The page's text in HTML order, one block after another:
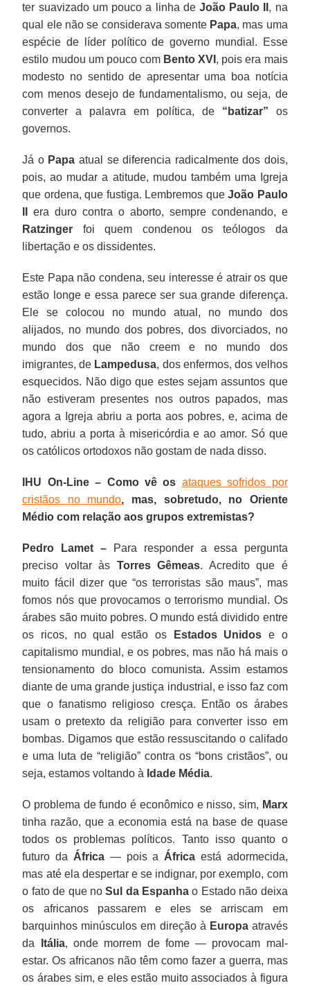
ter suavizado um pouco a linha de João Paulo II , na
qual ele não se considerava somente Papa, mas uma
espécie de líder político de governo mundial. Esse
estilo mudou um pouco com Bento XVI , pois era mais
modesto no sentido de apresentar uma boa notícia
com menos desejo de fundamentalismo, ou seja, de
converter a palavra em política, de “batizar” os
governos.
Já o Papa atual se diferencia radicalmente dos dois,
pois, ao mudar a atitude, mudou também uma Igreja
que ordena, que fustiga. Lembremos queJoão Paulo
era duro contra o aborto, sempre condenando, e
Ratzinger foi quem condenou os teólogos da
libertação e os dissidentes.
Este Papa não condena, seu interesse é atrair os que
estão longe e essa parece ser sua grande diferença.
Ele se colocou no mundo atual, no mundo dos
alijados, no mundo dos pobres, dos divorciados, no
mundo dos que não creem e no mundo dos
imigrantes, de Lampedusa, dos enfermos, dos velhos
esquecidos. Não digo que estes sejam assuntos que
não estiveram presentes nos outros papados, mas
agora a Igreja abriu a porta aos pobres, e, acima de
tudo, abriu a porta à misericórdia e ao amor. Só que
os católicos ortodoxos não gostam de nada disso.
IHU On-Line – Como vê os ataques sofridos por
cristãos no mundo, mas, sobretudo, no Oriente
Médio com relação aos grupos extremistas?
Pedro Lamet – Para responder a essa pergunta
preciso voltar às Torres Gêmeas. Acredito que é
muito fácil dizer que “os terroristas são maus”, mas
fomos nós que provocamos o terrorismo mundial. Os
árabes são muito pobres. O mundo está dividido entre
os ricos, no qual estão os
Estados Unidos e o
capitalismo mundial, e os pobres, mas não há mais o
tensionamento do bloco comunista. Assim estamos
diante de uma grande justiça industrial, e isso faz com
que o fanatismo religioso cresça. Então os árabes
usam o pretexto da religião para converter isso em
bombas. Digamos que estão ressuscitando o califado
e uma luta de “religião” contra os “bons cristãos”, ou
seja, estamos voltando à Idade Média.
O problema de fundo é econômico e nisso, sim, Marx
tinha razão, que a economia está na base de quase
todos os problemas políticos. Tanto isso quanto o
futuro da África— pois a África está adormecida,
mas até ela despertar e se indignar, por exemplo, com
o fato de que noSul da Espanha o Estado não deixa
os africanos passarem e eles se arriscam em
barquinhos minúsculos em direção à Europaatravés
da
Itália, onde morrem de fome — provocam mal-
estar. Os africanos não têm como fazer a guerra, mas
os árabes sim, e eles estão muito associados à figura